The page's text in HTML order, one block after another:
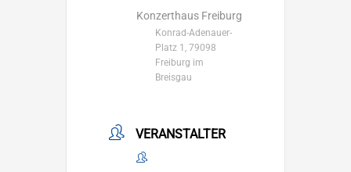
Konzerthaus Freiburg
Konrad-Adenauer-
Platz 1, 79098
Freiburg im
Breisgau
VERANSTALTER